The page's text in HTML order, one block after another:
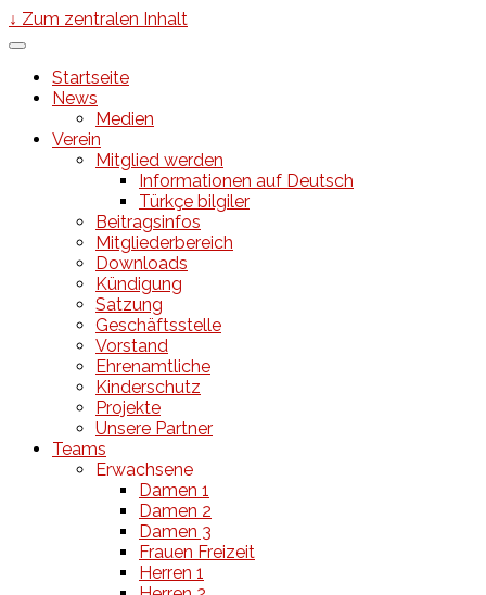
↓ Zum zentralen Inhalt
Startseite
News
Medien
Verein
Mitglied werden
Informationen auf Deutsch
Türkçe bilgiler
Beitragsinfos
Mitgliederbereich
Downloads
Kündigung
Satzung
Geschäftsstelle
Vorstand
Ehrenamtliche
Kinderschutz
Projekte
Unsere Partner
Teams
Erwachsene
Damen 1
Damen 2
Damen 3
Frauen Freizeit
Herren 1